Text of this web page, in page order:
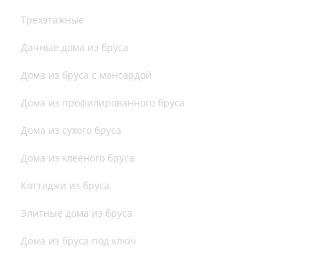
Трехэтажные
Дачные дома из бруса
Дома из бруса с мансардой
Дома из профилированного бруса
Дома из сухого бруса
Дома из клееного бруса
Коттеджи из бруса
Элитные дома из бруса
Дома из бруса под ключ